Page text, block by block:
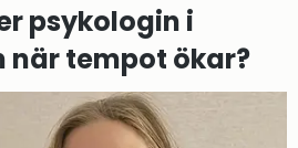
psykologin i
tempot ökar?